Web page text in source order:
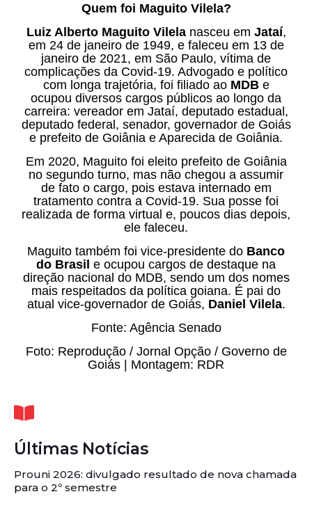
Quem foi Maguito Vilela?
Luiz Alberto Maguito Vilelanasceu em Jataí,
em 24 de janeiro de 1949, e faleceu em 13 de
janeiro de 2021, em São Paulo, vítima de
complicações da Covid-19. Advogado e político
com longa trajetória, foi filiado ao MDBe
ocupou diversos cargos públicos ao longo da
carreira: vereador em Jataí, deputado estadual,
deputado federal, senador, governador de Goiás
e prefeito de Goiânia e Aparecida de Goiânia.
Em 2020, Maguito foi eleito prefeito de Goiânia
no segundo turno, mas não chegou a assumir
de fato o cargo, pois estava internado em
tratamento contra a Covid-19. Sua posse foi
realizada de forma virtual e, poucos dias depois,
ele faleceu.
Maguito também foi vice-presidente do Banco
do Brasil e ocupou cargos de destaque na
direção nacional do MDB, sendo um dos nomes
mais respeitados da política goiana. É pai do
atual vice-governador de Goiás, Daniel Vilela.
Fonte: Agência Senado
Foto: Reprodução / Jornal Opção / Governo de
Goiás | Montagem: RDR
Últimas Notícias
Prouni 2026: divulgado resultado de nova chamada
para o 2º semestre